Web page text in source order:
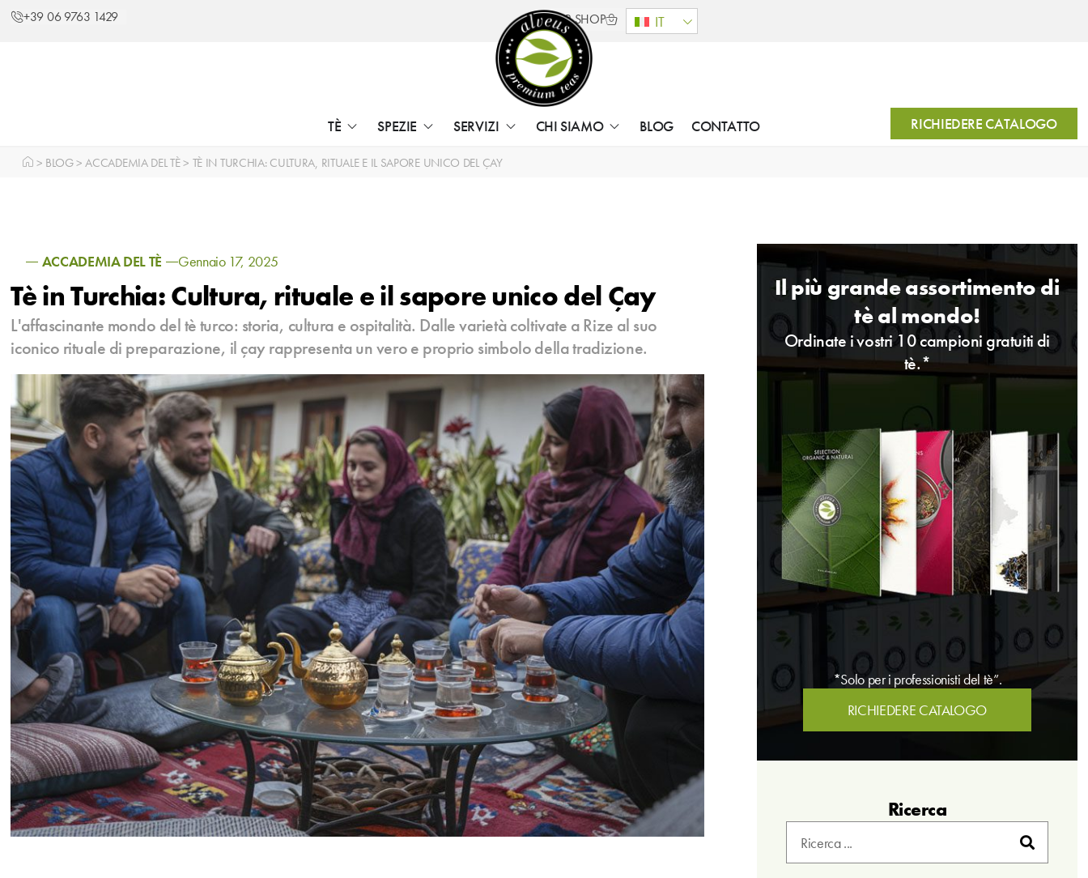
+39 06 9763 1429 B2B SHOP IT
TÈ SPEZIE SERVIZI CHI SIAMO BLOG CONTATTO RICHIEDERE CATALOGO
> BLOG>ACCADEMIA DEL TÈ> TÈ IN TURCHIA: CULTURA, RITUALE E IL SAPORE UNICO DEL ÇAY
ACCADEMIA DEL TÈ Gennaio 17, 2025
Tè in Turchia: Cultura, rituale e il sapore unico del Çay
L'affascinante mondo del tè turco: storia, cultura e ospitalità. Dalle varietà coltivate a Rize al suo
iconico rituale di preparazione, il çay rappresenta un vero e proprio simbolo della tradizione.
Il più grande assortimento di
tè al mondo!
Ordinate i vostri 10 campioni gratuiti di
tè.*
*Solo per i professionisti del tè”.
RICHIEDERE CATALOGO
Ricerca